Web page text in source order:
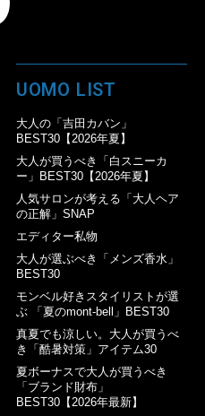
UOMO LIST
大人の「吉田カバン」
BEST30【2026年夏】
大人が買うべき「白スニーカ
ー」BEST30【2026年夏】
人気サロンが考える「大人ヘア
の正解」SNAP
エディター私物
大人が選ぶべき「メンズ香水」
BEST30
モンベル好きスタイリストが選
ぶ 「夏のmont-bell」BEST30
真夏でも涼しい。大人が買うべ
き「酷暑対策」アイテム30
夏ボーナスで大人が買うべき
「ブランド財布」
BEST30【2026年最新】